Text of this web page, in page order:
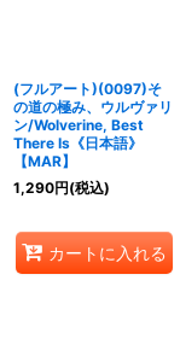
(フルアート)(0097)そ
の道の極み、ウルヴァリ
ン/Wolverine, Best
There Is《日本語》
【MAR】
1,290円(税込)
カートに入れる